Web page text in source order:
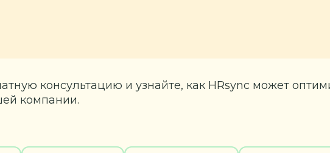
консультацию и узнайте, как HRsync может
компании.